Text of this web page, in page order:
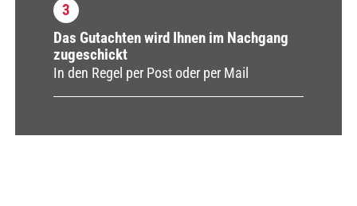
3
Das Gut­ach­ten wird Ihnen im Nach­gang
zuge­schickt
In den Regel per Post oder per Mail